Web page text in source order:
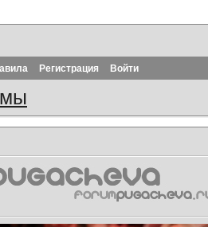
Регистрация Войти